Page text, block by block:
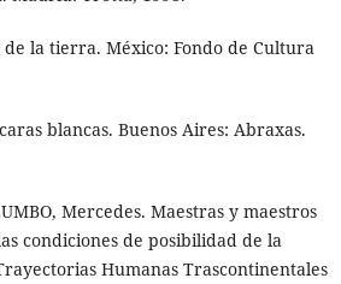
de la tierra. México: Fondo de Cultura
blancas. Buenos Aires: Abraxas.
Mercedes. Maestras y maestros
condiciones de posibilidad de la
Humanas Trascontinentales